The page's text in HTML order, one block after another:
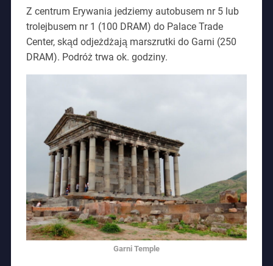
Z centrum Erywania jedziemy autobusem nr 5 lub
trolejbusem nr 1 (100 DRAM) do Palace Trade
Center, skąd odjeżdżają marszrutki do Garni (250
DRAM). Podróż trwa ok. godziny.
Garni Temple